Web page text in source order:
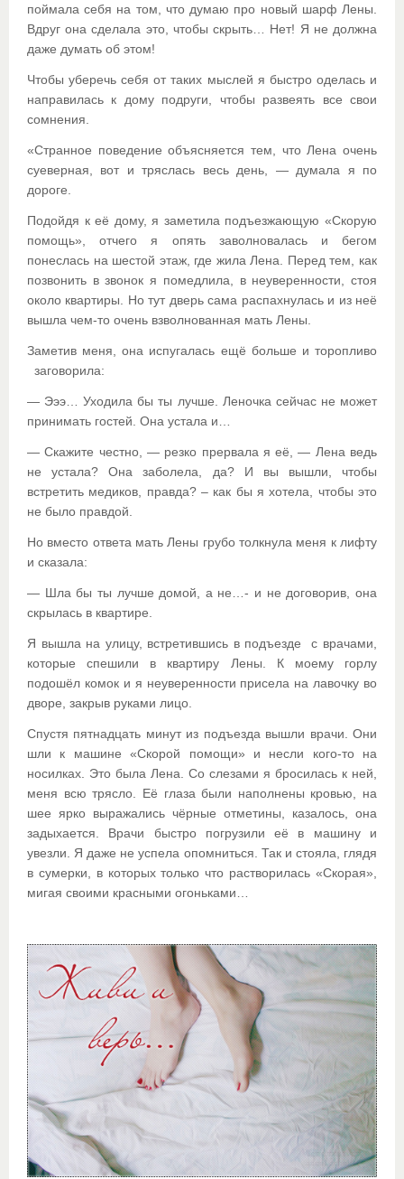
поймала себя на том, что думаю про новый шарф Лены.
Вдруг она сделала это, чтобы скрыть… Нет! Я не должна
даже думать об этом!
Чтобы уберечь себя от таких мыслей я быстро оделась и
направилась к дому подруги, чтобы развеять все свои
сомнения.
«Странное поведение объясняется тем, что Лена очень
суеверная, вот и тряслась весь день, — думала я по
дороге.
Подойдя к её дому, я заметила подъезжающую «Скорую
помощь», отчего я опять заволновалась и бегом
понеслась на шестой этаж, где жила Лена. Перед тем, как
позвонить в звонок я помедлила, в неуверенности, стоя
около квартиры. Но тут дверь сама распахнулась и из неё
вышла чем-то очень взволнованная мать Лены.
Заметив меня, она испугалась ещё больше и торопливо
заговорила:
— Эээ… Уходила бы ты лучше. Леночка сейчас не может
принимать гостей. Она устала и…
— Скажите честно, — резко прервала я её, — Лена ведь
не устала? Она заболела, да? И вы вышли, чтобы
встретить медиков, правда? – как бы я хотела, чтобы это
не было правдой.
Но вместо ответа мать Лены грубо толкнула меня к лифту
и сказала:
— Шла бы ты лучше домой, а не…- и не договорив, она
скрылась в квартире.
Я вышла на улицу, встретившись в подъезде с врачами,
которые спешили в квартиру Лены. К моему горлу
подошёл комок и я неуверенности присела на лавочку во
дворе, закрыв руками лицо.
Спустя пятнадцать минут из подъезда вышли врачи. Они
шли к машине «Скорой помощи» и несли кого-то на
носилках. Это была Лена. Со слезами я бросилась к ней,
меня всю трясло. Её глаза были наполнены кровью, на
шее ярко выражались чёрные отметины, казалось, она
задыхается. Врачи быстро погрузили её в машину и
увезли. Я даже не успела опомниться. Так и стояла, глядя
в сумерки, в которых только что растворилась «Скорая»,
мигая своими красными огоньками…